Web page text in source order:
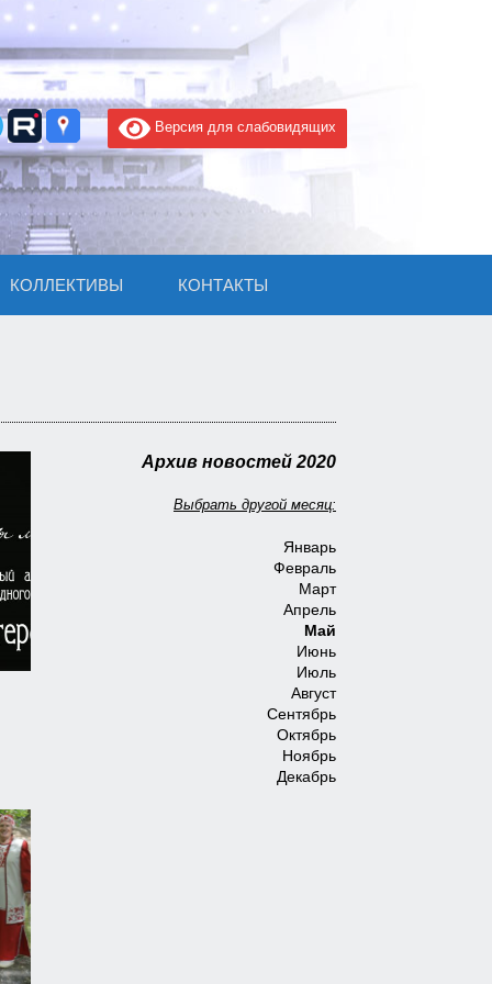
Версия для слабовидящих
КОЛЛЕКТИВЫ КОНТАКТЫ
Архив новостей 2020
Выбрать другой месяц:
Январь
Февраль
Март
Апрель
Май
Июнь
Июль
Август
Сентябрь
Октябрь
Ноябрь
Декабрь